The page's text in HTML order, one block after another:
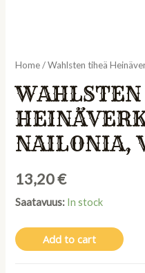
Home/ Wahlsten tiheä
NAILONIA,
13,20€
Saatavuus: In stock
Add to cart